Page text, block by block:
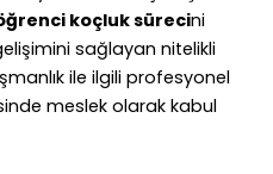
koçluk sürecini
sağlayan nitelikli
ile ilgili profesyonel
meslek olarak kabul